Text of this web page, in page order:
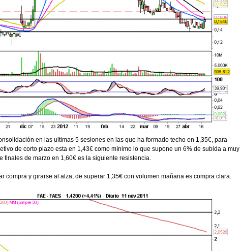
en las ultimas 5 sesiones en las que ha formado techo en 1,35€, para
de corto plazo esta en 1,43€ como mínimo lo que supone un 6% de subida a muy
finales de marzo en 1,60€ es la siguiente resistencia.
compra y girarse al alza, de superar 1,35€ con volumen mañana es compra clara.